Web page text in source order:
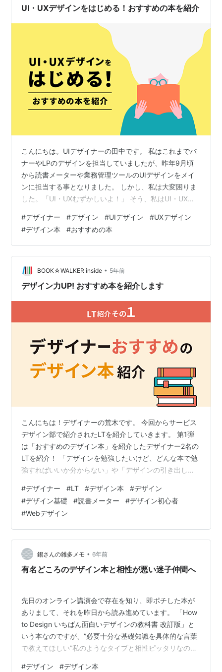
ー向けの堅苦しい内容の本が多いのではないかと思いま
UI・UXデザインをはじめる！おすすめの本を紹介
こんにちは。UIデザイナーの田中です。 私はこれまでバ
ナーやLPのデザインを担当していましたが、昨年9月頃
から読書メーターや業務管理ツールのUIデザインをメイ
ンに担当する事となりました。 しかし、私は大変困りま
した。「UI・UXむずかしいよ！」 そう、私はUI・UXデ
です！ この記事では、私がインプットのために読んだ本
の中でも特に「UI・UXデザインをはじめたい！」という
方に、おすすめの本を紹介します！ はじめてのUIデザイ
ン インタフェースデザインの心理学 Sociomedia ヒュー
マンインターフェース ガイドライン 融けるデザイン UX
デ…
#デザイナー #デザイン #UIデザイン #UXデザイン
#デザイン本 #おすすめの本
BOOK☆WALKER inside • 5年前
デザイン力UP! おすすめ本を紹介します
こんにちは！デザイナーの荒木です。 今回からサービス
デザイン部で紹介されたLTを紹介していきます。 第1弾
は「おすすめのデザイン本」を紹介したデザイナー2名の
LTを紹介！ 「デザインを勉強したいけど、どんな本で勉
強すればいいか分からない」や「デザインの引き出しが
計4冊、紹介していきます。 もし「LTって何？」や「LT
でどんなことしているの？」ということが気になる方
は、下記の記事も合わせて是非ご覧ください。 【目次】
1.ロジックでデザインの基本を理解しよう 2.目的に合わ
せたWebデザインに！良質見本帳 3.デザインは「余白」
が9割 4.そのあ…
#デザイナー #LT #デザイン本 #デザイン
#デザイン基礎 #読書メーター #デザイン初心者
#Webデザイン
錫さんの雑多メモ • 6年前
有名どころのデザイン本と相性が悪い迷子仲間へ
先日のオンライン講演会で存在を知り、即ポチした本が
ありまして、それを昨日から読み進めています。 「How
to Design いちばん面白いデザインの教科書 改訂版」と
いう本なのですが、”必要十分な基礎知識を具体的な言葉
で教えてほしい”私のようなタイプと相性ピッタリなの
#デザイン #デザイン本